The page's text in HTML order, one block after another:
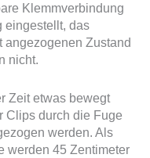
Klemmverbindung
eingestellt, das
angezogenen Zustand
nicht.
Zeit etwas bewegt
Clips durch die Fuge
werden. Als
werden 45 Zentimeter